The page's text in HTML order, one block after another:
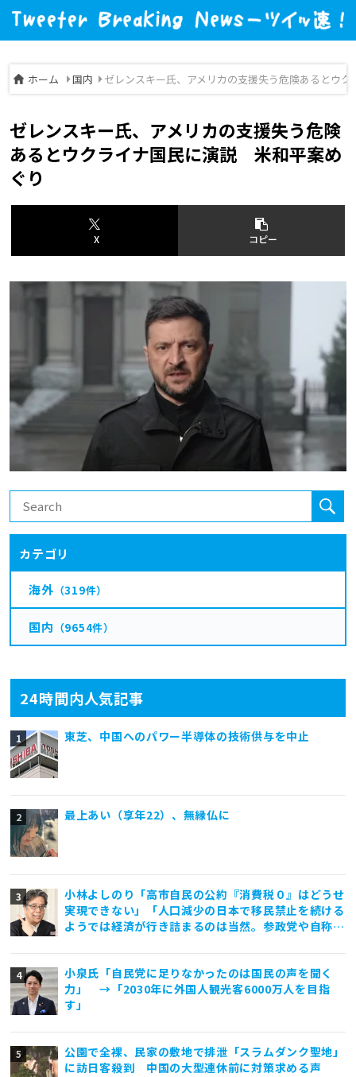
ホーム 国内 ゼレンスキー氏、アメリカの支援失う危険あるとウ
24時間内人気記事
東芝、中国へのパワー半導体の技術供与を中止
最上あい（享年22）、無縁仏に
小林よしのり「高市自民の公約『消費税０』はどうせ
実現できない」「人口減少の日本で移民禁止を続ける
ようでは経済が行き詰まるのは当然。参政党や自称保
一直線」
小泉氏「自民党に足りなかったのは国民の声を聞く
力」 →「2030年に外国人観光客6000万人を目指
す」
公園で全裸、民家の敷地で排泄「スラムダンク聖地」
に訪日客殺到 中国の大型連休前に対策求める声
ゼレンスキー氏、アメリカの支援失う危険
あるとウクライナ国民に演説 米和平案め
ぐり
X コピー
カテゴリ
海外 （319件）
国内 （9654件）